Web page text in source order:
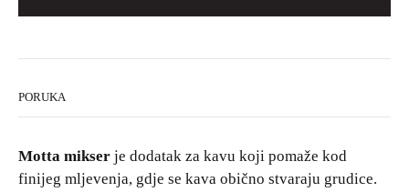
PORUKA
Motta mikser je dodatak za kavu koji pomaže kod
finijeg mljevenja, gdje se kava obično stvaraju grudice.